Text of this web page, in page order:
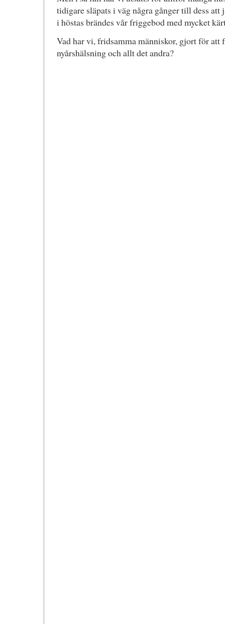
tidigare släpats i väg några gånger till dess att
i höstas brändes vår friggebod med mycket
Vad har vi, fridsamma människor, gjort för att
nyårshälsning och allt det andra?